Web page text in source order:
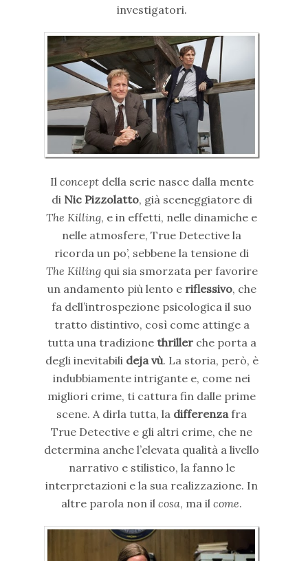
investigatori.
Il concept della serie nasce dalla mente
di Nic Pizzolatto, già sceneggiatore di
The Killing, e in effetti, nelle dinamiche e
nelle atmosfere, True Detective la
ricorda un po’, sebbene la tensione di
The Killingqui sia smorzata per favorire
un andamento più lento eriflessivo, che
fa dell’introspezione psicologica il suo
tratto distintivo, così come attinge a
tutta una tradizionethrillerche porta a
degli inevitabili deja vù. La storia, però, è
indubbiamente intrigante e, come nei
migliori crime, ti cattura fin dalle prime
scene. A dirla tutta, la differenzafra
True Detective e gli altri crime, che ne
determina anche l’elevata qualità a livello
narrativo e stilistico, la fanno le
interpretazioni e la sua realizzazione. In
altre parola non ilcosa, ma ilcome.